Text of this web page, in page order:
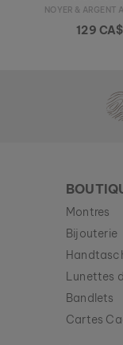
NOYER & ARGENT
129 CA$
Montres
Bijouterie
Lunettes
Bandlets
Cartes